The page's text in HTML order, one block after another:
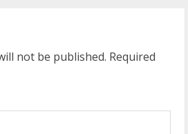
not be published. Required